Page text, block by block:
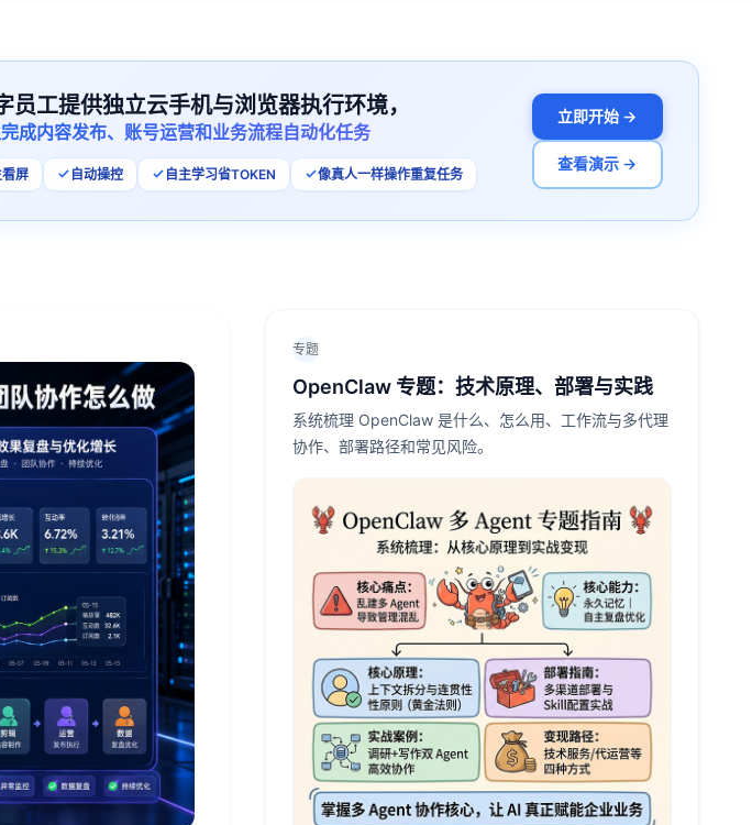
员工提供独立云手机与浏览器执行环境，
成内容发布、账号运营和业务流程自动化任务
看屏 自动操控 自主学习省TOKEN 像真人一样操作重复任务
立即开始 →
查看演示 →
专题
OpenClaw 专题：技术原理、部署与实践
系统梳理 OpenClaw 是什么、怎么用、工作流与多代理
协作、部署路径和常见风险。